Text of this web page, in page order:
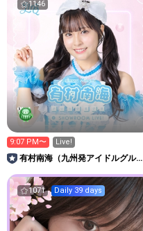
1146
9:07 PM〜 Live!
有村南海（九州発アイドルグルー
1071 Daily 39 days